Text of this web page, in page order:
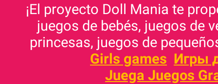
¡El proyecto Doll Mania te
juegos de bebés, juegos de
princesas, juegos de
Girls games Игры
Juega Juegos